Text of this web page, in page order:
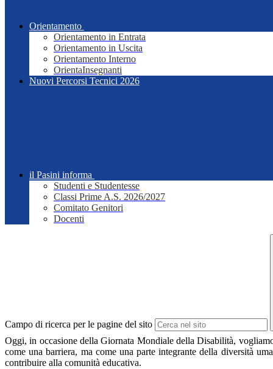
Orientamento
Orientamento in Entrata
Orientamento in Uscita
Orientamento Interno
OrientaInsegnanti
Nuovi Percorsi Tecnici 2026
il Pasini informa
Studenti e Studentesse
Classi Prime A.S. 2026/2027
Comitato Genitori
Docenti
Campo di ricerca per le pagine del sito
Oggi, in occasione della Giornata Mondiale della Disabilità,
come una barriera, ma come una parte integrante della diversità
contribuire alla comunità educativa.